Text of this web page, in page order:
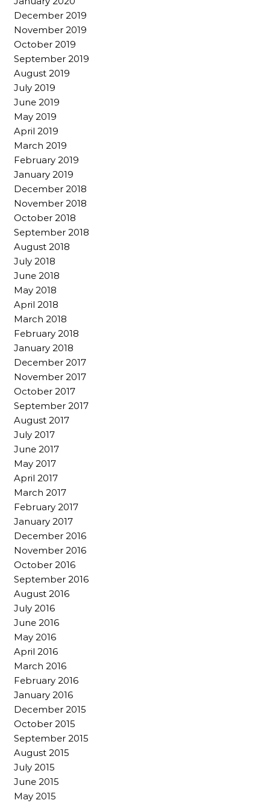
December 2019
November 2019
October 2019
September 2019
August 2019
July 2019
June 2019
May 2019
April 2019
March 2019
February 2019
January 2019
December 2018
November 2018
October 2018
September 2018
August 2018
July 2018
June 2018
May 2018
April 2018
March 2018
February 2018
January 2018
December 2017
November 2017
October 2017
September 2017
August 2017
July 2017
June 2017
May 2017
April 2017
March 2017
February 2017
January 2017
December 2016
November 2016
October 2016
September 2016
August 2016
July 2016
June 2016
May 2016
April 2016
March 2016
February 2016
January 2016
December 2015
October 2015
September 2015
August 2015
July 2015
June 2015
May 2015